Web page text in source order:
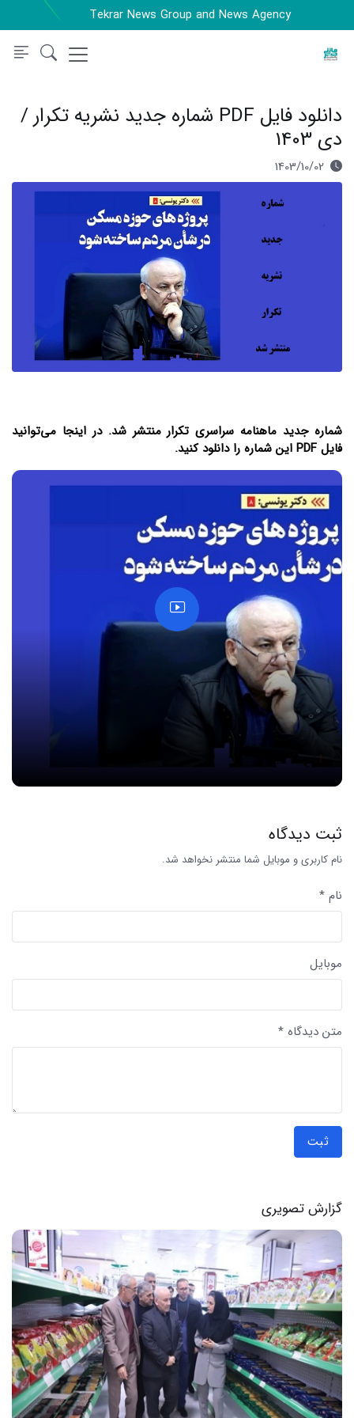
Tekrar News Group and News Agency
دانلود فایل PDF شماره جدید نشریه تکرار /
دی 1403
1403/10/02
شماره جدید ماهنامه سراسری تکرار منتشر شد. در اینجا می‌توانید
فایل PDF این شماره را دانلود کنید.
ثبت دیدگاه
نام کاربری و موبایل شما منتشر نخواهد شد.
نام *
موبایل
متن دیدگاه *
ثبت
گزارش تصویری